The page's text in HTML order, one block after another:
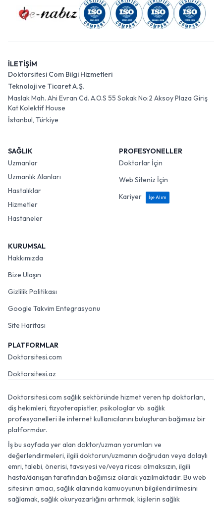
İLETİŞİM
Doktorsitesi Com Bilgi Hizmetleri
Teknoloji ve Ticaret A.Ş.
Maslak Mah. Ahi Evran Cd. A.O.S 55 Sokak No:2 Aksoy Plaza Giriş
Kat Kolektif House
İstanbul, Türkiye
SAĞLIK
Uzmanlar
Uzmanlık Alanları
Hastalıklar
Hizmetler
Hastaneler
PROFESYONELLER
Doktorlar İçin
Web Siteniz İçin
Kariyer
İşe Alım
KURUMSAL
Hakkımızda
Bize Ulaşın
Gizlilik Politikası
Google Takvim Entegrasyonu
Site Haritası
PLATFORMLAR
Doktorsitesi.com
Doktorsitesi.az
Doktorsitesi.com sağlık sektöründe hizmet veren tıp doktorları,
diş hekimleri, fizyoterapistler, psikologlar vb. sağlık
profesyonelleri ile internet kullanıcılarını buluşturan bağımsız bir
platformdur.
İş bu sayfada yer alan doktor/uzman yorumları ve
değerlendirmeleri, ilgili doktorun/uzmanın doğrudan veya dolaylı
emri, talebi, önerisi, tavsiyesi ve/veya ricası olmaksızın, ilgili
hasta/danışan tarafından bağımsız olarak yazılmaktadır. Bu web
sitesinin amacı, sağlık alanında kamuoyunun bilgilendirilmesini
sağlamak, sağlık okuryazarlığını artırmak, kişilerin sağlık